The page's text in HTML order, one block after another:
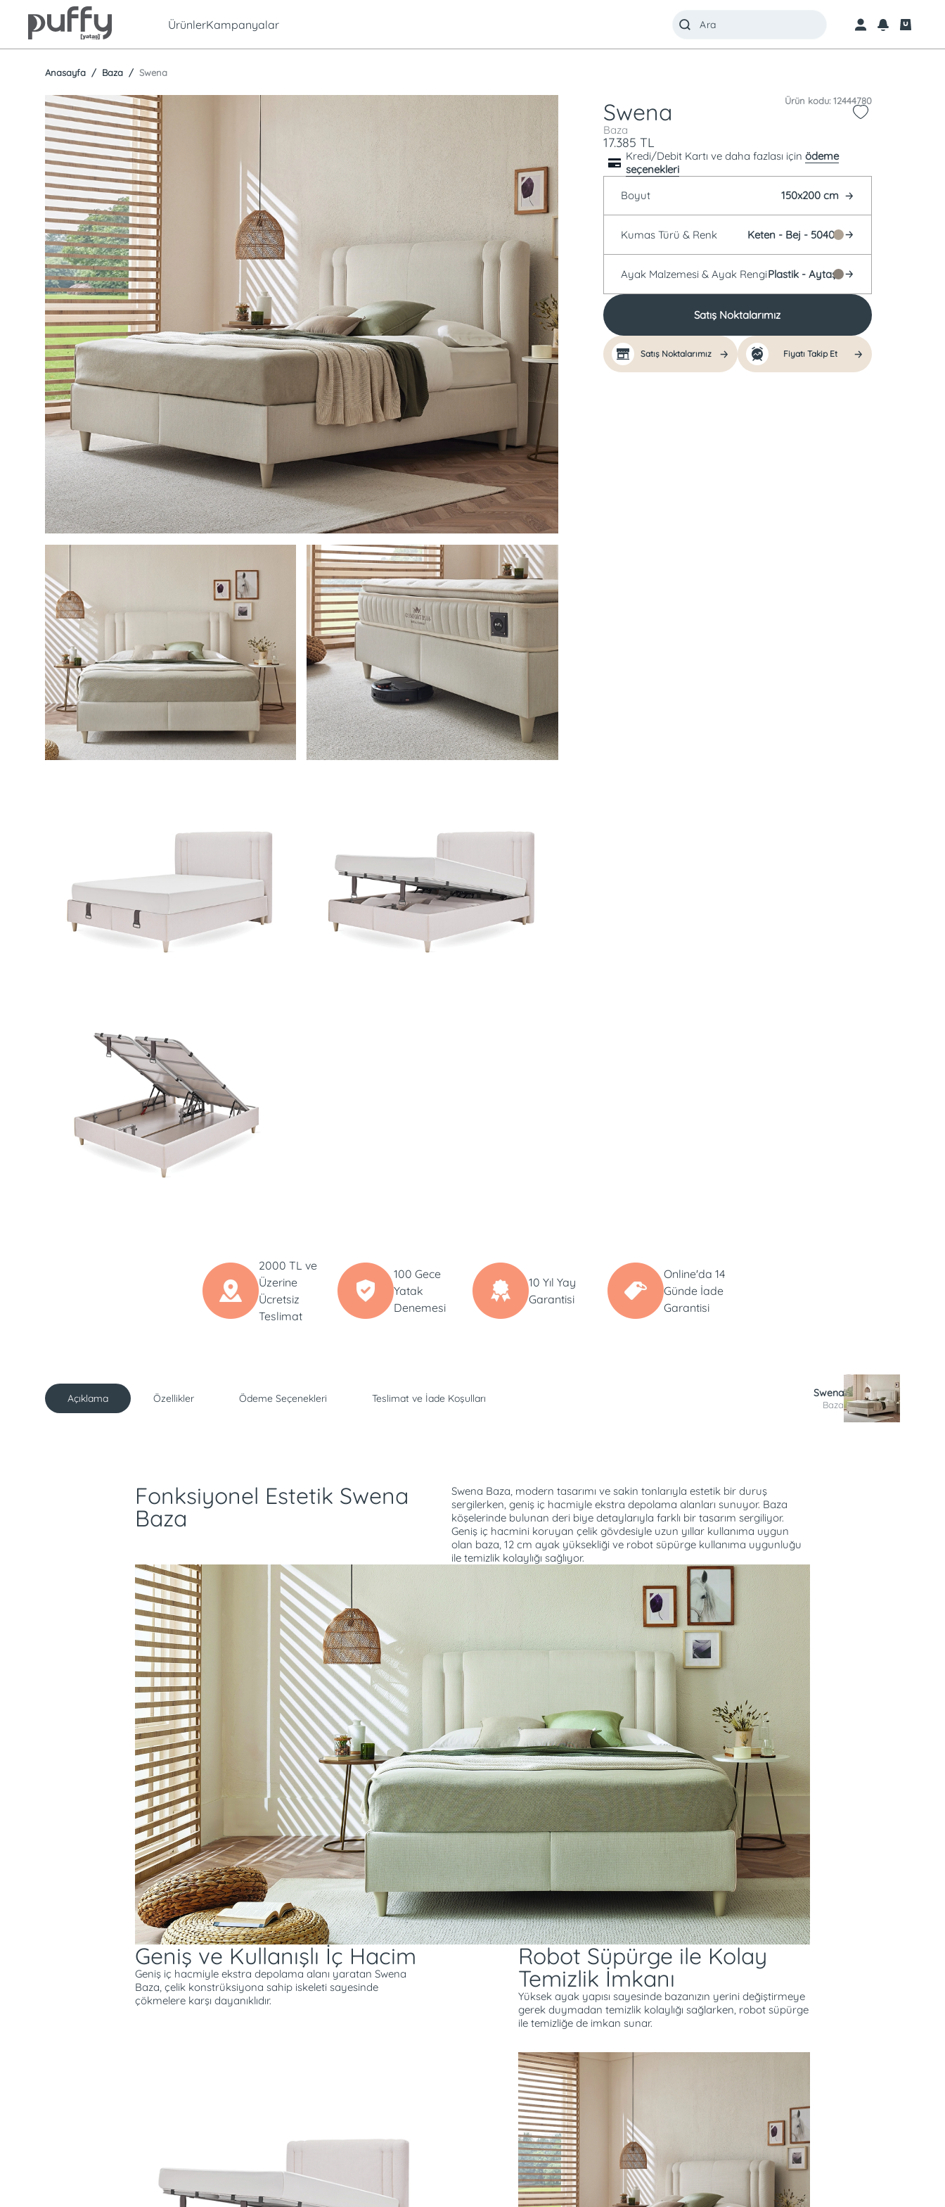
ÜrünlerKampanyalar
Anasayfa Baza Swena
Ürün kodu: 12444780
Swena
Baza
17.385 TL
Kredi/Debit Kartı ve daha fazlası için ödeme
seçenekleri
Boyut
150x200 cm
Kumas Türü & Renk Keten - Bej - 50401
Ayak Malzemesi & Ayak Rengi Plastik - Aytaşı
Satış Noktalarımız
Satış Noktalarımız Fiyatı Takip Et
2000 TL ve
Üzerine
Ücretsiz
Teslimat
100 Gece
Yatak
Denemesi
10 Yıl Yay
Garantisi
Online'da 14
Günde İade
Garantisi
Açıklama Özellikler Ödeme Seçenekleri Teslimat ve İade Koşulları Swena
Baza
Fonksiyonel Estetik Swena
Baza
Swena Baza, modern tasarımı ve sakin tonlarıyla estetik bir duruş
sergilerken, geniş iç hacmiyle ekstra depolama alanları sunuyor. Baza
köşelerinde bulunan deri biye detaylarıyla farklı bir tasarım sergiliyor.
Geniş iç hacmini koruyan çelik gövdesiyle uzun yıllar kullanıma uygun
olan baza, 12 cm ayak yüksekliği ve robot süpürge kullanıma uygunluğu
ile temizlik kolaylığı sağlıyor.
Çökmeye karşı dayanıklı olarak üretilir.
Swena Baza, çökmeye karşı dayanıklı çelik
konstrüksiyonu sayesinde uzun süreli ve güvenli kullanım
imkanı sunar.
Geniş ve Kullanışlı İç Hacim
Robot Süpürgelere Uyumlu
Çökmeye Karşı Dayanıklı Çelik Konstrüksiyon
Geniş ve Kullanışlı İç Hacim
Geniş iç hacmiyle ekstra depolama alanı yaratan Swena
Baza, çelik konstrüksiyona sahip iskeleti sayesinde
çökmelere karşı dayanıklıdır.
Robot Süpürge ile Kolay
Temizlik İmkanı
Yüksek ayak yapısı sayesinde bazanızın yerini değiştirmeye
gerek duymadan temizlik kolaylığı sağlarken, robot süpürge
ile temizliğe de imkan sunar.